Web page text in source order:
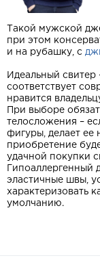
Такой мужской
при этом
и на рубашку, с
Идеальный свитер
соответствует
нравится
При выборе
телосложения –
фигуры, делает ее
приобретение
удачной покупки
эластичные швы,
характеризовать
умолчанию.